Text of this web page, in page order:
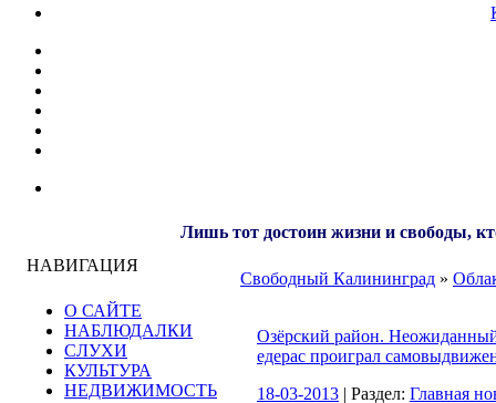
Лишь тот достоин жизни и свободы,
НАВИГАЦИЯ
О САЙТЕ
НАБЛЮДАЛКИ
СЛУХИ
КУЛЬТУРА
НЕДВИЖИМОСТЬ
Свободный Калининград »
Озёрский район. Неожиданный
едерас проиграл
18-03-2013 | Раздел: Главная